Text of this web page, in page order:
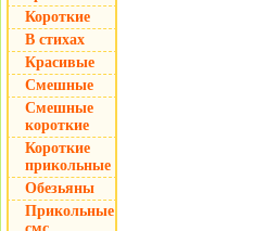
Короткие
В стихах
Красивые
Смешные
Смешные
короткие
Короткие
прикольные
Обезьяны
Прикольные